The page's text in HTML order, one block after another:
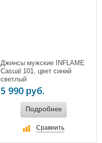
Джинсы мужские INFLAME
Casual 101, цвет синий
светлый
5 990 руб.
Подробнее
Сравнить